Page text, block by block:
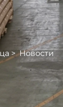
>Новости